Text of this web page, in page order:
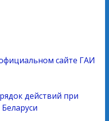
сайте ГАИ
действий при